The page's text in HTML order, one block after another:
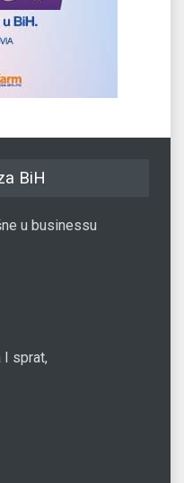
BiH
u businessu
I sprat,